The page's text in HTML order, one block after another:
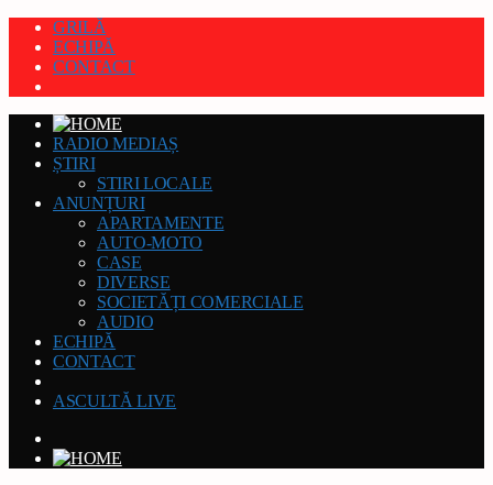
GRILĂ
ECHIPĂ
CONTACT
RADIO MEDIAȘ
ȘTIRI
STIRI LOCALE
ANUNȚURI
APARTAMENTE
AUTO-MOTO
CASE
DIVERSE
SOCIETĂȚI COMERCIALE
AUDIO
ECHIPĂ
CONTACT
ASCULTĂ LIVE